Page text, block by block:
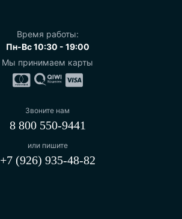
Время работы:
Пн-Вс 10:30 - 19:00
Мы принимаем карты
Звоните нам
8 800 550-9441
или пишите
+7 (926) 935-48-82